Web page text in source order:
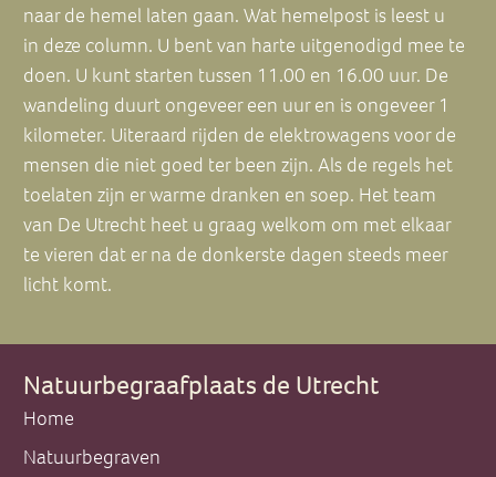
naar de hemel laten gaan. Wat hemelpost is leest u
in deze column. U bent van harte uitgenodigd mee te
doen. U kunt starten tussen 11.00 en 16.00 uur. De
wandeling duurt ongeveer een uur en is ongeveer 1
kilometer. Uiteraard rijden de elektrowagens voor de
mensen die niet goed ter been zijn. Als de regels het
toelaten zijn er warme dranken en soep. Het team
van De Utrecht heet u graag welkom om met elkaar
te vieren dat er na de donkerste dagen steeds meer
licht komt.
Natuurbegraafplaats de Utrecht
Home
Natuurbegraven